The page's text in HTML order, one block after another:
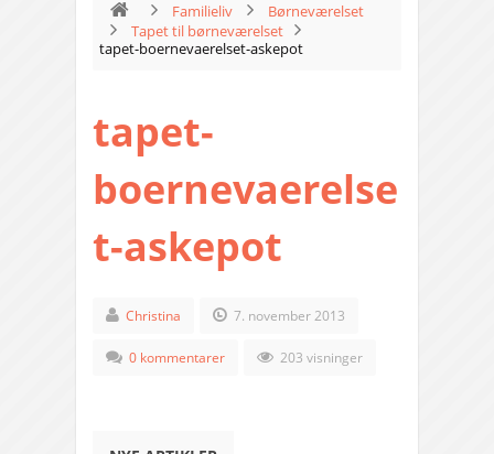
Familieliv
Børneværelset
Tapet til børneværelset
tapet-boernevaerelset-askepot
tapet-
boernevaerelse
t-askepot
Christina 7. november 2013
0 kommentarer 203 visninger